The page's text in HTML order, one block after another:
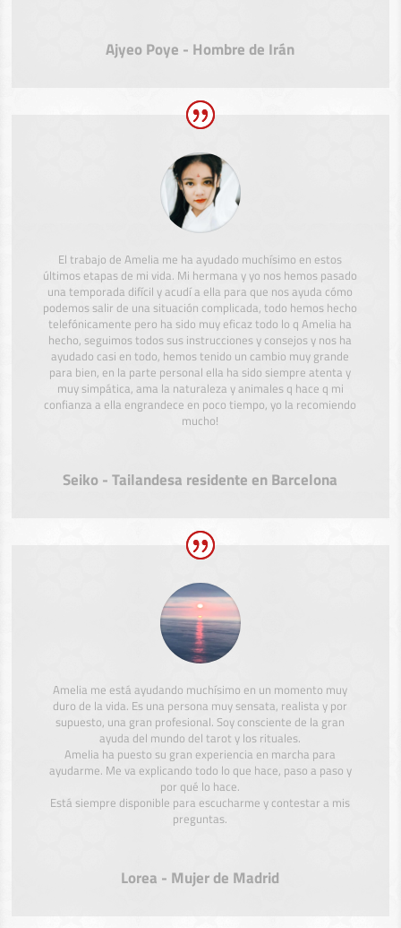
Ajyeo Poye - Hombre de Irán
El trabajo de Amelia me ha ayudado muchísimo en estos
últimos etapas de mi vida. Mi hermana y yo nos hemos pasado
una temporada difícil y acudí a ella para que nos ayuda cómo
podemos salir de una situación complicada, todo hemos hecho
telefónicamente pero ha sido muy eficaz todo lo q Amelia ha
hecho, seguimos todos sus instrucciones y consejos y nos ha
ayudado casi en todo, hemos tenido un cambio muy grande
para bien, en la parte personal ella ha sido siempre atenta y
muy simpática, ama la naturaleza y animales q hace q mi
confianza a ella engrandece en poco tiempo, yo la recomiendo
mucho!
Seiko - Tailandesa residente en Barcelona
Amelia me está ayudando muchísimo en un momento muy
duro de la vida. Es una persona muy sensata, realista y por
supuesto, una gran profesional. Soy consciente de la gran
ayuda del mundo del tarot y los rituales.
Amelia ha puesto su gran experiencia en marcha para
ayudarme. Me va explicando todo lo que hace, paso a paso y
por qué lo hace.
Está siempre disponible para escucharme y contestar a mis
preguntas.
Lorea - Mujer de Madrid